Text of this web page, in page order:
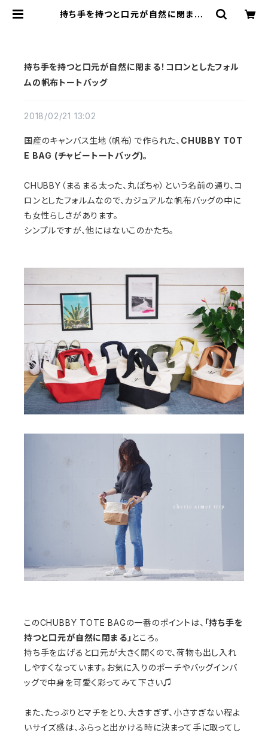
持ち手を持つと口元が自然に閉まる！
持ち手を持つと口元が自然に閉まる！コロンとしたフォル
ムの帆布トートバッグ
2018/02/21 13:02
国産のキャンバス生地（帆布）で作られた、 CHUBBY TOT
E BAG (チャビートートバッグ)。
CHUBBY（まるまる太った、丸ぽちゃ）という名前の通り、コ
ロンとしたフォルムなので、カジュアルな帆布バッグの中に
も女性らしさがあります。
シンプルですが、他にはないこのかたち。
このCHUBBY TOTE BAGの一番のポイントは、 「持ち手を
持つと口元が自然に閉まる」 ところ。
持ち手を広げると口元が大きく開くので、荷物も出し入れ
しやすくなっています。お気に入りのポーチやバッグインバ
ッグで中身を可愛く彩ってみて下さい♫
また、たっぷりとマチをとり、大きすぎず、小さすぎない程よ
いサイズ感は、ふらっと出かける時に決まって手に取ってし